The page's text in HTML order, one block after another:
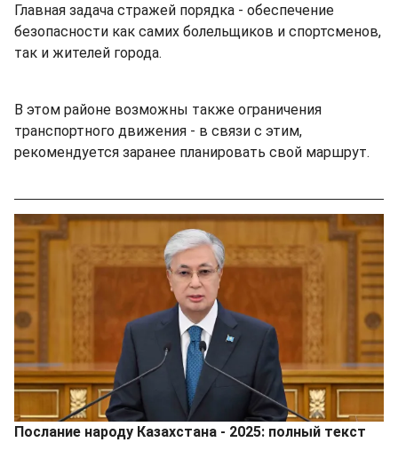
Главная задача стражей порядка - обеспечение
безопасности как самих болельщиков и спортсменов,
так и жителей города.
В этом районе возможны также ограничения
транспортного движения - в связи с этим,
рекомендуется заранее планировать свой маршрут.
Послание народу Казахстана - 2025: полный текст